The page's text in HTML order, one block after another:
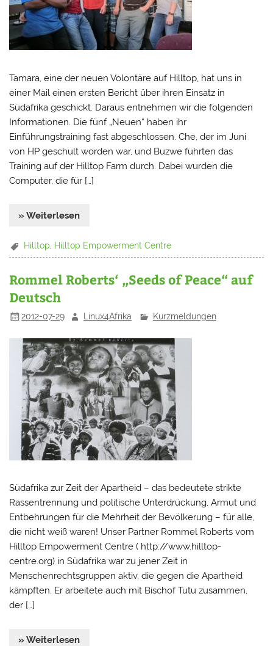
Tamara, eine der neuen Volontäre auf Hilltop, hat uns in
einer Mail einen ersten Bericht über ihren Einsatz in
Südafrika geschickt. Daraus entnehmen wir die folgenden
Informationen. Die fünf „Neuen“ haben ihr
Einführungstraining fast abgeschlossen. Che, der im Juni
von HP geschult worden war, und Buzwe führten das
Training auf der Hilltop Farm durch. Dabei wurden die
Computer, die für […]
» Weiterlesen
Hilltop Hilltop Empowerment Centre
Rommel Roberts‘ „Seeds of Peace“ auf
Deutsch
2012-07-29 Linux4Afrika Kurzmeldungen
Südafrika zur Zeit der Apartheid – das bedeutete strikte
Rassentrennung und politische Unterdrückung, Armut und
Entbehrungen für die Mehrheit der Bevölkerung – für alle,
die nicht weiß waren! Unser Partner Rommel Roberts vom
Hilltop Empowerment Centre ( http://www.hilltop-
centre.org) in Südafrika war zu jener Zeit in
Menschenrechtsgruppen aktiv, die gegen die Apartheid
kämpften. Er arbeitete auch mit Bischof Tutu zusammen,
der […]
» Weiterlesen